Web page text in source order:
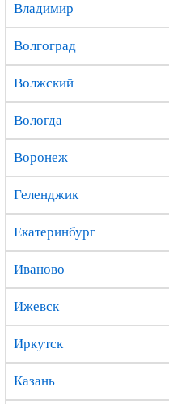
Владимир
Волгоград
Волжский
Вологда
Воронеж
Геленджик
Екатеринбург
Иваново
Ижевск
Иркутск
Казань